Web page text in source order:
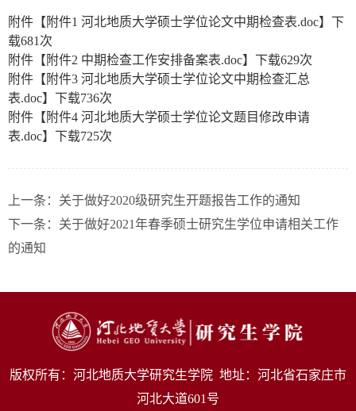
附件【 附件1 河北地质大学硕士学位论文中期检查表.doc】下
载681 次
附件【 附件2 中期检查工作安排备案表.doc】下载629次
附件【 附件3 河北地质大学硕士学位论文中期检查汇总
表.doc】下载736次
附件【 附件4 河北地质大学硕士学位论文题目修改申请
表.doc】下载725次
上一条： 关于做好2020级研究生开题报告工作的通知
下一条： 关于做好2021年春季硕士研究生学位申请相关工作
的通知
版权所有：河北地质大学研究生学院 地址：河北省石家庄市
河北大道601号